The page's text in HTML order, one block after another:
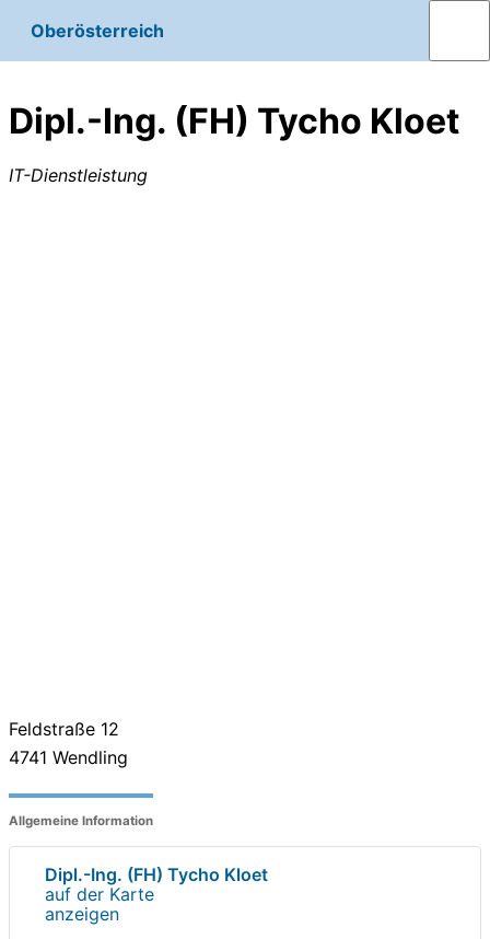
Oberösterreich
Dipl.-Ing. (FH) Tycho Kloet
IT-Dienstleistung
Feldstraße 12
4741 Wendling
Allgemeine Information
Dipl.-Ing. (FH) Tycho Kloet
auf der Karte
anzeigen